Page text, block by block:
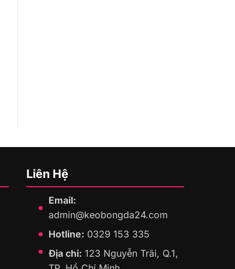
Liên Hệ
Email:
admin@keobongda24.com
Hotline: 0329 153 335
Địa chỉ: 123 Nguyễn Trãi, Q.1,